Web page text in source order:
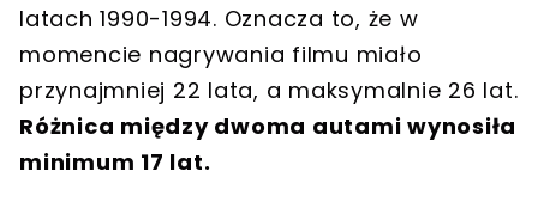
latach 1990-1994. Oznacza to, że w
momencie nagrywania filmu miało
przynajmniej 22 lata, a maksymalnie 26 lat.
Różnica między dwoma autami wynosiła
minimum 17 lat.